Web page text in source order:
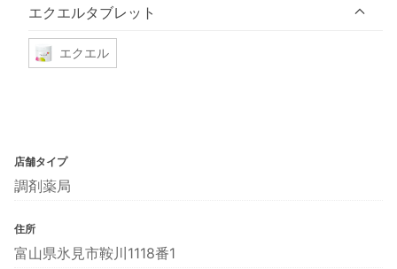
エクエルタブレット
エクエル
店舗タイプ
調剤薬局
住所
富山県氷見市鞍川1118番1